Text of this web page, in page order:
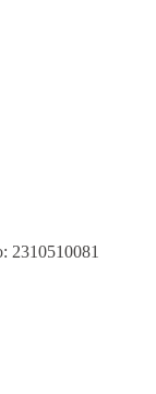
2310510081